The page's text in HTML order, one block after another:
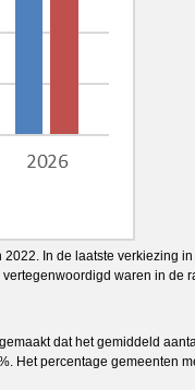
In de laatste verkiezing
waren in de
dat het gemiddeld
Het percentage gemeenten